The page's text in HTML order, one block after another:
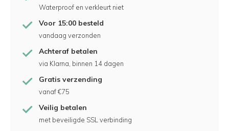
Waterproof en verkleurt niet
Voor 15:00 besteld
vandaag verzonden
Achteraf betalen
via Klarna, binnen 14 dagen
Gratis verzending
vanaf €75
Veilig betalen
met beveiligde SSL verbinding